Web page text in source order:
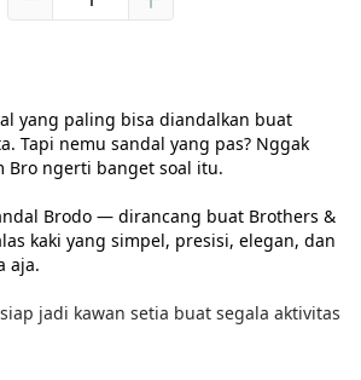
yang paling bisa diandalkan buat
Tapi nemu sandal yang pas? Nggak
Bro ngerti banget soal itu.
Brodo — dirancang buat Brothers &
kaki yang simpel, presisi, elegan, dan
aja.
jadi kawan setia buat segala aktivitas